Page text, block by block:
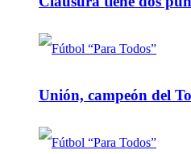
Unión, campeón del